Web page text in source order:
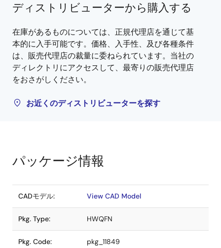
ディストリビューターから購入する
在庫があるものについては、正規代理店を通じて基
本的に入手可能です。価格、入手性、及び各種条件
は、販売代理店の裁量に委ねられています。当社の
ディレクトリにアクセスして、最寄りの販売代理店
をおさがしください。
お近くのディストリビューターを探す
パッケージ情報
CADモデル: View CAD Model
Pkg. Type: HWQFN
Pkg. Code: pkg_11849